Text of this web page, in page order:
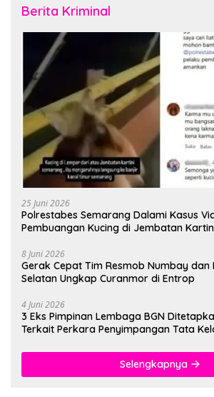
Berita Kriminal
25 Juni 2026
Polrestabes Semarang Dalami Kasus
Pembuangan Kucing di Jembatan
8 Juni 2026
Gerak Cepat Tim Resmob Numbay
Selatan Ungkap Curanmor di Entrop
4 Juni 2026
3 Eks Pimpinan Lembaga BGN
Terkait Perkara Penyimpangan Tata
Selengkapnya